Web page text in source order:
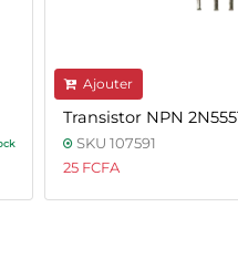
Ajouter
Transistor NPN
SKU 107591
25 FCFA